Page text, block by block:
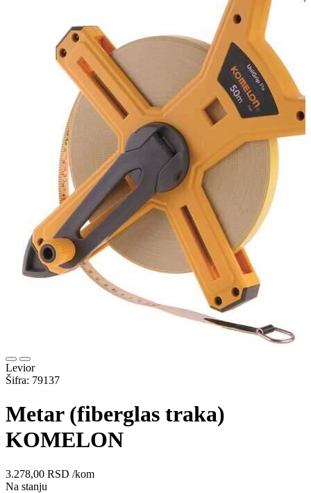
Levior
Šifra: 79137
Metar (fiberglas traka)
KOMELON
3.278,00 RSD /kom
Na stanju